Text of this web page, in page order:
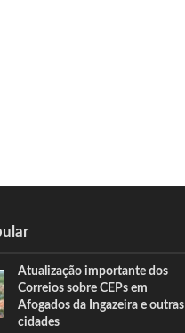
Atualização importante dos
Correios sobre CEPs em
Afogados da Ingazeira e outras
cidades